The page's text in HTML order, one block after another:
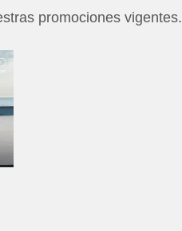
promociones vigentes.